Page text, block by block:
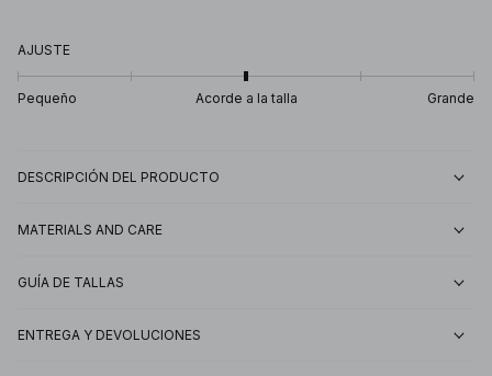
AJUSTE
Pequeño Acorde a la talla Grande
DESCRIPCIÓN DEL PRODUCTO
MATERIALS AND CARE
GUÍA DE TALLAS
ENTREGA Y DEVOLUCIONES